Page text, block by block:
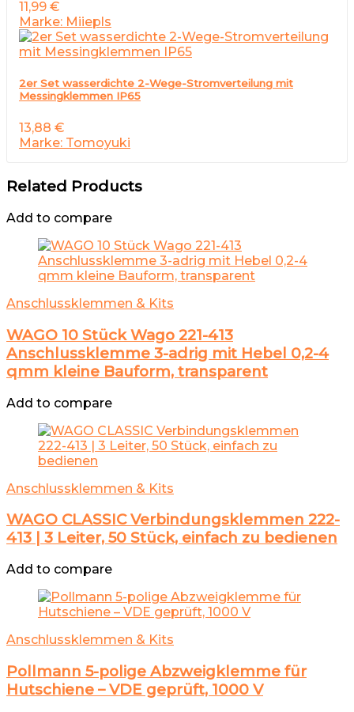
11,99 €
Marke: Miiepls
2er Set wasserdichte 2-Wege-Stromverteilung mit
Messingklemmen IP65
13,88 €
Marke: Tomoyuki
Related Products
Add to compare
Anschlussklemmen & Kits
WAGO 10 Stück Wago 221-413
Anschlussklemme 3-adrig mit Hebel 0,2-4
qmm kleine Bauform, transparent
Add to compare
Anschlussklemmen & Kits
WAGO CLASSIC Verbindungsklemmen 222-
413 | 3 Leiter, 50 Stück, einfach zu bedienen
Add to compare
Anschlussklemmen & Kits
Pollmann 5-polige Abzweigklemme für
Hutschiene – VDE geprüft, 1000 V